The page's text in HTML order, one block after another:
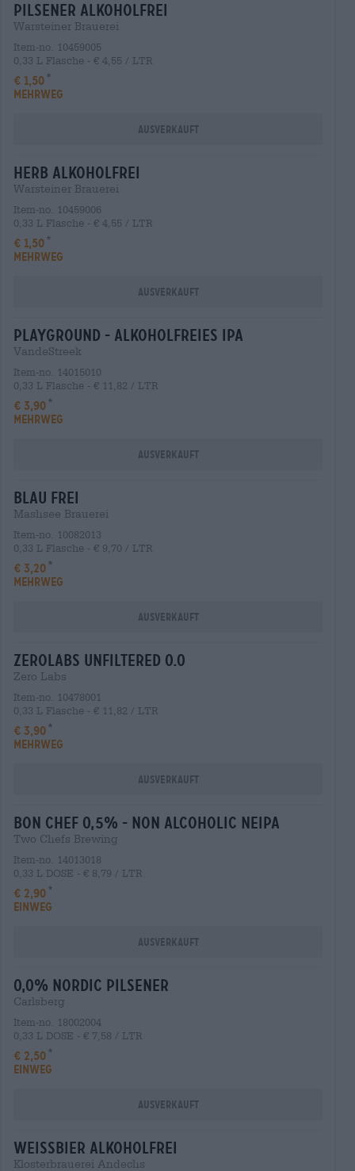
pilsener alkoholfrei
Warsteiner Brauerei
Item-no. 10459005
0,33 L Flasche - € 4,55 / LTR
€ 1,50
MEHRWEG
Ausverkauft
herb alkoholfrei
Warsteiner Brauerei
Item-no. 10459006
0,33 L Flasche - € 4,55 / LTR
€ 1,50
MEHRWEG
Ausverkauft
playground - alkoholfreies ipa
VandeStreek
Item-no. 14015010
0,33 L Flasche - € 11,82 / LTR
€ 3,90
MEHRWEG
Ausverkauft
blau frei
Mashsee Brauerei
Item-no. 10082013
0,33 L Flasche - € 9,70 / LTR
€ 3,20
MEHRWEG
Ausverkauft
zerolabs unfiltered 0.0
Zero Labs
Item-no. 10478001
0,33 L Flasche - € 11,82 / LTR
€ 3,90
MEHRWEG
Ausverkauft
bon chef 0,5% - non alcoholic neipa
Two Chefs Brewing
Item-no. 14013018
0,33 L DOSE - € 8,79 / LTR
€ 2,90
EINWEG
Ausverkauft
0,0% nordic pilsener
Carlsberg
Item-no. 18002004
0,33 L DOSE - € 7,58 / LTR
€ 2,50
EINWEG
Ausverkauft
weissbier alkoholfrei
Klosterbrauerei Andechs